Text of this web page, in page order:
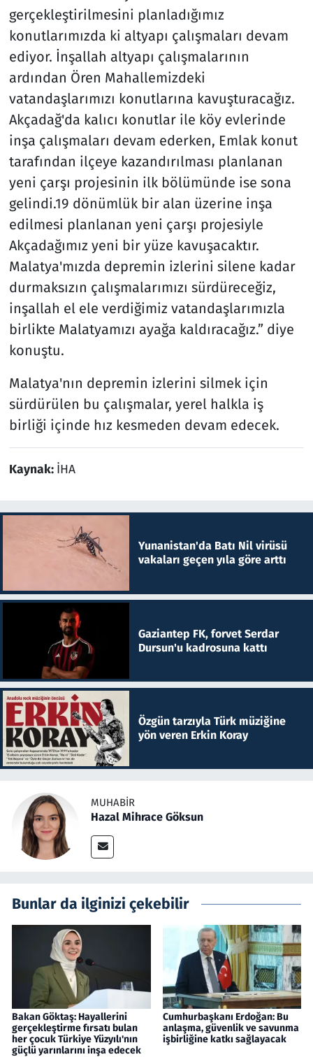
gerçekleştirilmesini planladığımız
konutlarımızda ki altyapı çalışmaları devam
ediyor. İnşallah altyapı çalışmalarının
ardından Ören Mahallemizdeki
vatandaşlarımızı konutlarına kavuşturacağız.
Akçadağ'da kalıcı konutlar ile köy evlerinde
inşa çalışmaları devam ederken, Emlak konut
tarafından ilçeye kazandırılması planlanan
yeni çarşı projesinin ilk bölümünde ise sona
gelindi.19 dönümlük bir alan üzerine inşa
edilmesi planlanan yeni çarşı projesiyle
Akçadağımız yeni bir yüze kavuşacaktır.
Malatya'mızda depremin izlerini silene kadar
durmaksızın çalışmalarımızı sürdüreceğiz,
inşallah el ele verdiğimiz vatandaşlarımızla
birlikte Malatyamızı ayağa kaldıracağız.” diye
konuştu.
Malatya'nın depremin izlerini silmek için
sürdürülen bu çalışmalar, yerel halkla iş
birliği içinde hız kesmeden devam edecek.
Kaynak: İHA
Yunanistan'da Batı Nil virüsü
vakaları geçen yıla göre arttı
Gaziantep FK, forvet Serdar
Dursun'u kadrosuna kattı
Özgün tarzıyla Türk müziğine
yön veren Erkin Koray
MUHABIR
Hazal Mihrace Göksun
Bunlar da ilginizi çekebilir
Bakan Göktaş: Hayallerini
gerçekleştirme fırsatı bulan
her çocuk Türkiye Yüzyılı'nın
güçlü yarınlarını inşa edecek
Cumhurbaşkanı Erdoğan: Bu
anlaşma, güvenlik ve savunma
işbirliğine katkı sağlayacak